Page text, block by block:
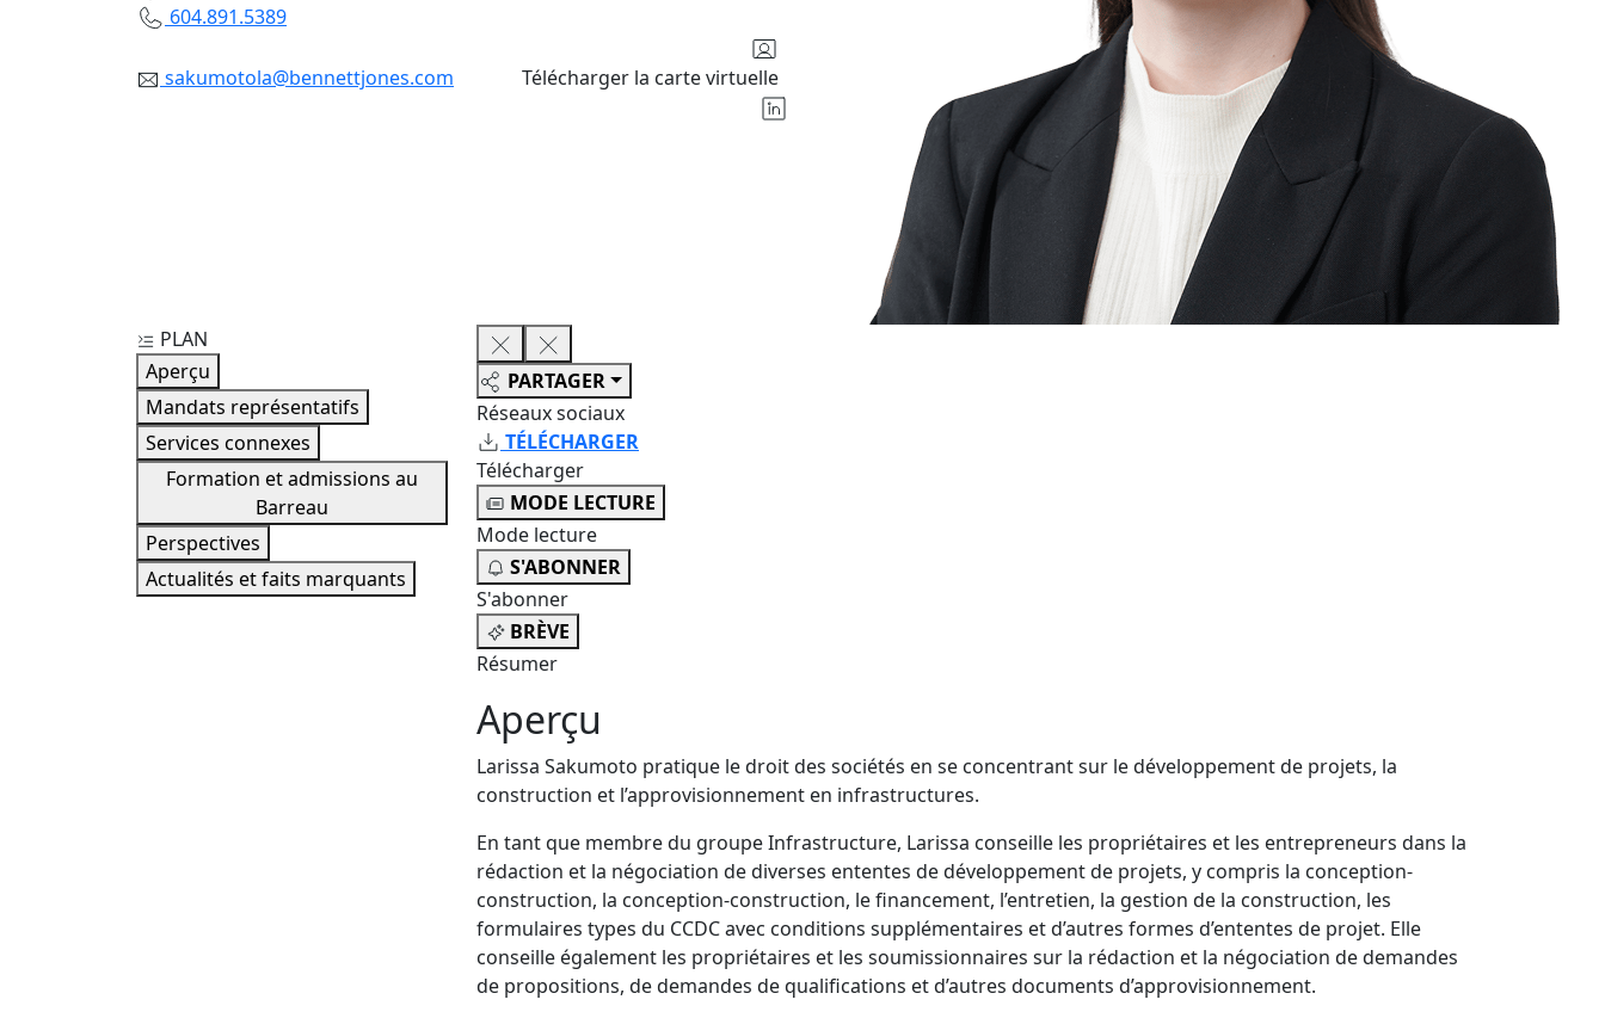
604.891.5389
sakumotola@bennettjones.com Télécharger la carte virtuelle
PLAN
Aperçu
Mandats représentatifs
Services connexes
Formation et admissions au
Barreau
Perspectives
Actualités et faits marquants
PARTAGER
Réseaux sociaux
TÉLÉCHARGER
Télécharger
MODE LECTURE
Mode lecture
S'ABONNER
S'abonner
BRÈVE
Résumer
Aperçu
Larissa Sakumoto pratique le droit des sociétés en se concentrant sur le développement de projets, la
construction et l’approvisionnement en infrastructures.
En tant que membre du groupe Infrastructure, Larissa conseille les propriétaires et les entrepreneurs dans la
rédaction et la négociation de diverses ententes de développement de projets, y compris la conception-
construction, la conception-construction, le financement, l’entretien, la gestion de la construction, les
formulaires types du CCDC avec conditions supplémentaires et d’autres formes d’ententes de projet. Elle
conseille également les propriétaires et les soumissionnaires sur la rédaction et la négociation de demandes
de propositions, de demandes de qualifications et d’autres documents d’approvisionnement.